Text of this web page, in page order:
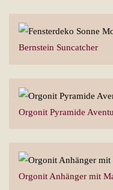
Bernstein Suncatcher
Orgonit Pyramide
Orgonit Anhänger mit